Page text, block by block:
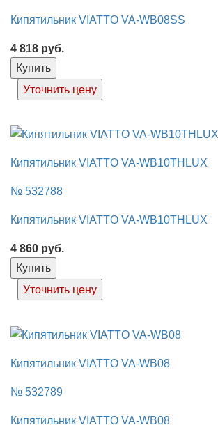
Кипятильник VIATTO VA-WB08SS
4 818 руб.
Купить
Уточнить цену
Кипятильник VIATTO VA-WB10THLUX
№ 532788
Кипятильник VIATTO VA-WB10THLUX
4 860 руб.
Купить
Уточнить цену
Кипятильник VIATTO VA-WB08
№ 532789
Кипятильник VIATTO VA-WB08